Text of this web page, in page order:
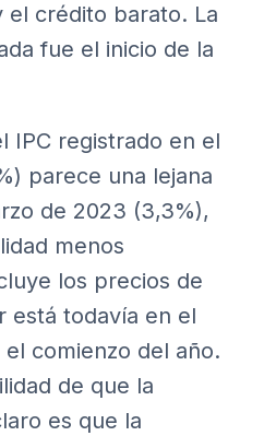
el crédito barato. La
fue el inicio de la
IPC registrado en el
parece una lejana
de 2023 (3,3%),
menos
los precios de
está todavía en el
comienzo del año.
de que la
es que la